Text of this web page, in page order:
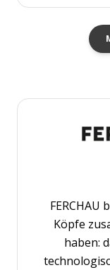
Köpfe
haben: